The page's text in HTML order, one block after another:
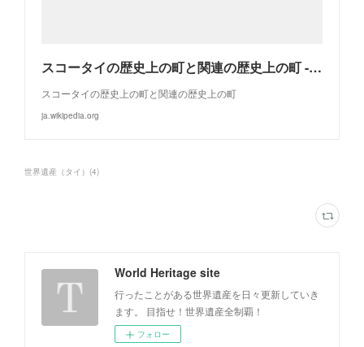
スコータイの歴史上の町と関連の歴史上の町 - Wikipedia
スコータイの歴史上の町と関連の歴史上の町
ja.wikipedia.org
世界遺産（タイ） (4)
World Heritage site
行ったことがある世界遺産を日々更新していき
ます。 目指せ！世界遺産全制覇！
フォロー